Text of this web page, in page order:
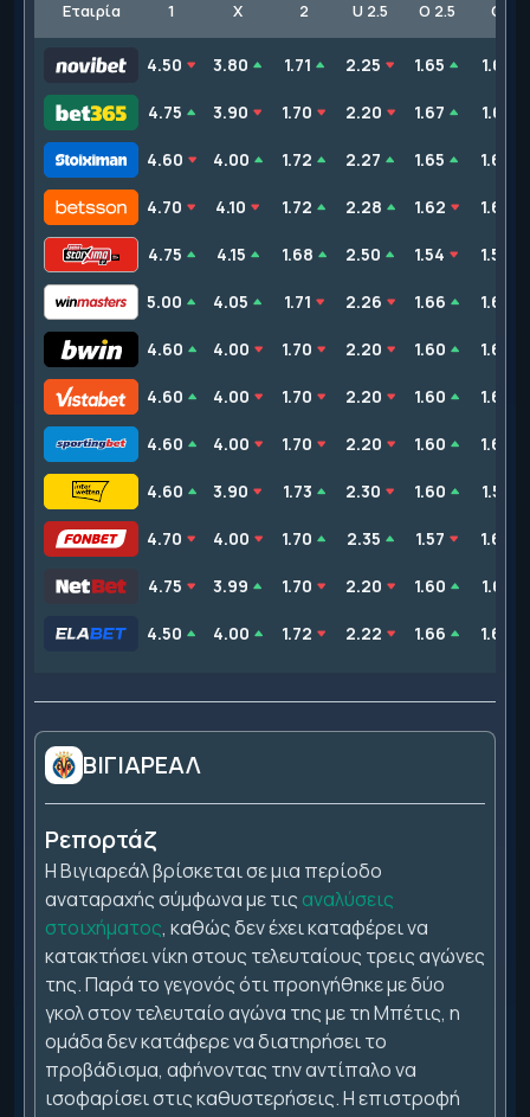
Εταιρία 1 X 2 U 2.5 O 2.5 GG
4.50 3.80 1.71 2.25 1.65 1.61
4.75 3.90 1.70 2.20 1.67 1.61
4.60 4.00 1.72 2.27 1.65 1.62
4.70 4.10 1.72 2.28 1.62 1.62
4.75 4.15 1.68 2.50 1.54 1.54
5.00 4.05 1.71 2.26 1.66 1.67
4.60 4.00 1.70 2.20 1.60 1.62
4.60 4.00 1.70 2.20 1.60 1.62
4.60 4.00 1.70 2.20 1.60 1.62
4.60 3.90 1.73 2.30 1.60 1.57
4.70 4.00 1.70 2.35 1.57 1.60
4.75 3.99 1.70 2.20 1.60 1.61
4.50 4.00 1.72 2.22 1.66 1.64
ΒΙΓΙΑΡΕΑΛ
Ρεπορτάζ
Η Βιγιαρεάλ βρίσκεται σε μια περίοδο
αναταραχής σύμφωνα με τις αναλύσεις
στοιχήματος, καθώς δεν έχει καταφέρει να
κατακτήσει νίκη στους τελευταίους τρεις αγώνες
της. Παρά το γεγονός ότι προηγήθηκε με δύο
γκολ στον τελευταίο αγώνα της με τη Μπέτις, η
ομάδα δεν κατάφερε να διατηρήσει το
προβάδισμα, αφήνοντας την αντίπαλο να
ισοφαρίσει στις καθυστερήσεις. Η επιστροφή